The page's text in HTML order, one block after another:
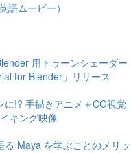
語ムービー）
用トゥーンシェーダー
for Blender」リリース
に!? 手描きアニメ＋CG視覚
キング映像
Maya を学ぶことのメリッ